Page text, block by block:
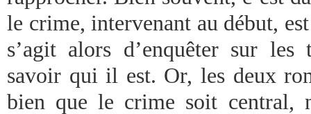
le crime, intervenant au début,
s’agit alors d’enquêter sur
savoir qui il est. Or, les deux
bien que le crime soit central,